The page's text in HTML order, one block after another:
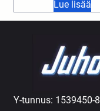
Lue lisää
Y-tunnus: 1539450-8